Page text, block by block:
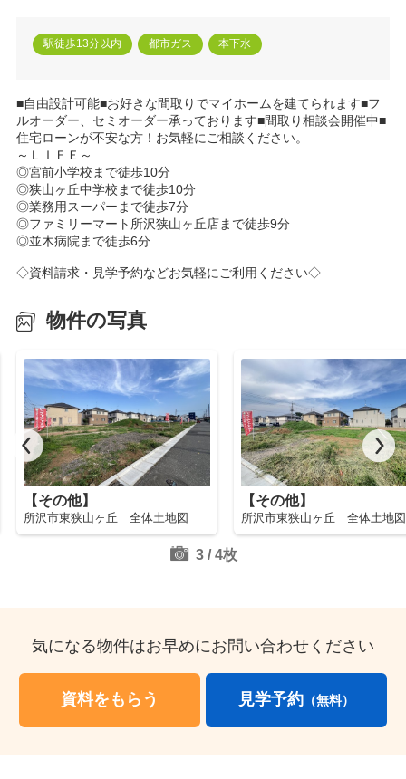
駅徒歩13分以内 都市ガス 本下水
■自由設計可能■お好きな間取りでマイホームを建てられます■フ
ルオーダー、セミオーダー承っております■間取り相談会開催中■
住宅ローンが不安な方！お気軽にご相談ください。
～ＬＩＦＥ～
◎宮前小学校まで徒歩10分
◎狭山ヶ丘中学校まで徒歩10分
◎業務用スーパーまで徒歩7分
◎ファミリーマート所沢狭山ヶ丘店まで徒歩9分
◎並木病院まで徒歩6分
◇資料請求・見学予約などお気軽にご利用ください◇
物件の写真
【その他】
所沢市東狭山ヶ丘 全体土地図
【その他】
所沢市東狭山ヶ丘 全体土地図
3/4枚
気になる物件はお早めにお問い合わせください
資料をもらう 見学予約 （無料）